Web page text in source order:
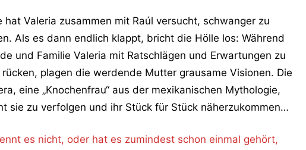
Knochenfrau
(2022)
hat Valeria zusammen mit Raúl versucht, schwanger zu
Als es dann endlich klappt, bricht die Hölle los: Während
und Familie Valeria mit Ratschlägen und Erwartungen zu
rücken, plagen die werdende Mutter grausame Visionen. Die
eine „Knochenfrau“ aus der mexikanischen Mythologie,
sie zu verfolgen und ihr Stück für Stück näherzukommen…
es nicht, oder hat es zumindest schon einmal gehört,